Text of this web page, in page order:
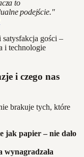
to
podejście."
satysfakcja gości –
i technologie
i czego nas
brakuje tych, które
jak papier – nie dało
wynagradzała